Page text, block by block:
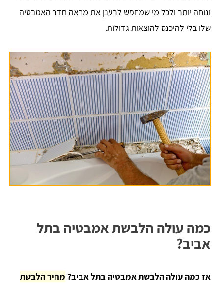
ונוחה יותר ולכל מי שמחפש לרענן את מראה חדר האמבטיה
שלו בלי להיכנס להוצאות גדולות.
כמה עולה הלבשת אמבטיה בתל
אביב?
אז כמה עולה הלבשת אמבטיה בתל אביב? מחיר הלבשת